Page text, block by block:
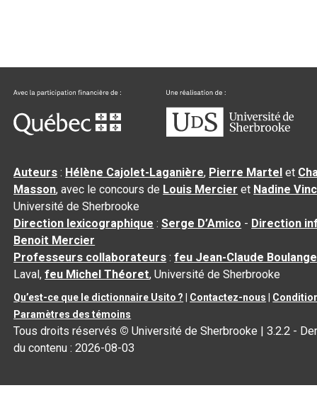
Auteurs : Hélène Cajolet-Laganière, Pierre Martel et
Masson, avec le concours de Louis Mercier et Nadine
Université de Sherbrooke
Direction lexicographique :Serge D’Amico - Direction
Benoit Mercier
Professeurs collaborateurs :feu Jean-Claude
Laval,feu Michel Théoret, Université de Sherbrooke
Qu’est-ce que le dictionnaire Usito ? Contactez-nous
Paramètres des témoins
Tous droits réservés © Université de Sherbrooke |3.2.2 -
du contenu :2026-08-03